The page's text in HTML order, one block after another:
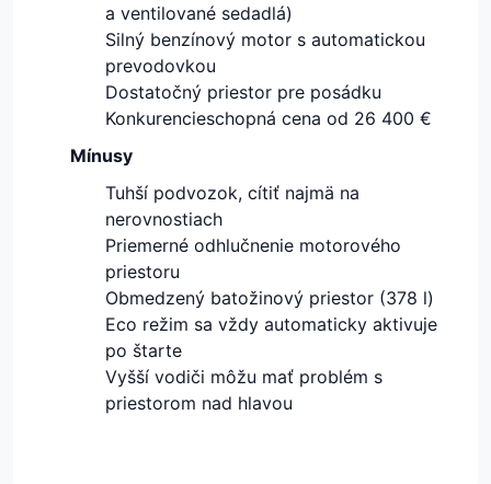
a ventilované sedadlá)
Silný benzínový motor s automatickou
prevodovkou
Dostatočný priestor pre posádku
Konkurencieschopná cena od 26 400 €
Mínusy
Tuhší podvozok, cítiť najmä na
nerovnostiach
Priemerné odhlučnenie motorového
priestoru
Obmedzený batožinový priestor (378 l)
Eco režim sa vždy automaticky aktivuje
po štarte
Vyšší vodiči môžu mať problém s
priestorom nad hlavou